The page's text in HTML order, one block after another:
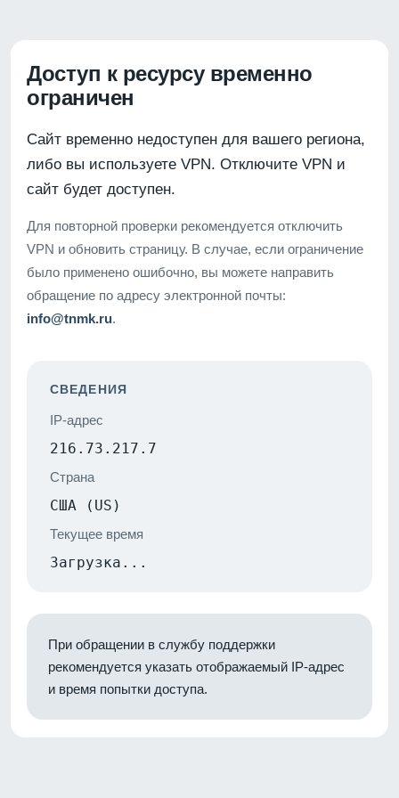
Доступ к ресурсу временно
ограничен
Сайт временно недоступен для вашего региона,
либо вы используете VPN. Отключите VPN и
сайт будет доступен.
Для повторной проверки рекомендуется отключить
VPN и обновить страницу. В случае, если ограничение
было применено ошибочно, вы можете направить
обращение по адресу электронной почты:
info@tnmk.ru.
СВЕДЕНИЯ
IP-адрес
216.73.217.7
Страна
США (US)
Текущее время
Загрузка...
При обращении в службу поддержки
рекомендуется указать отображаемый IP-адрес
и время попытки доступа.